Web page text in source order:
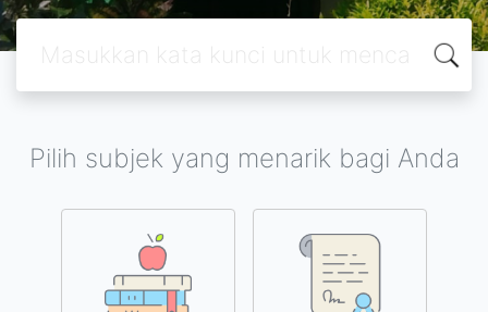
Pilih subjek yang menarik bagi Anda